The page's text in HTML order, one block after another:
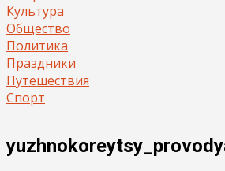
Культура
Общество
Политика
Праздники
Путешествия
Спорт